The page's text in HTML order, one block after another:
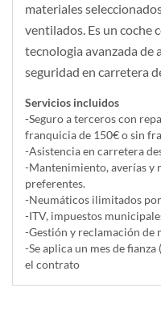
materiales
ventilados. Es un coche
tecnologia avanzada de
seguridad en carretera
Servicios incluidos
-Seguro a terceros con
franquicia de 150€ o sin
-Asistencia en carretera
-Mantenimiento, averías y
preferentes.
-Neumáticos ilimitados por
-ITV, impuestos
-Gestión y reclamación de
-Se aplica un mes de
el contrato